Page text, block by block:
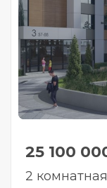
25 100
2